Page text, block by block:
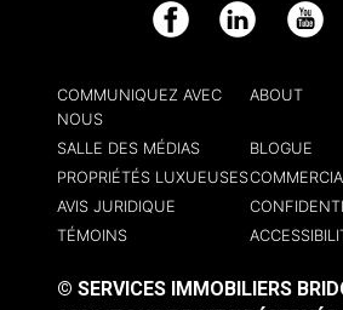
Facebook LinkedIn YouTube
COMMUNIQUEZ AVEC
NOUS
ABOUT
SALLE DES MÉDIAS
BLOGUE
PROPRIÉTÉS LUXUEUSES
AVIS JURIDIQUE
TÉMOINS
© SERVICES IMMOBILIERS